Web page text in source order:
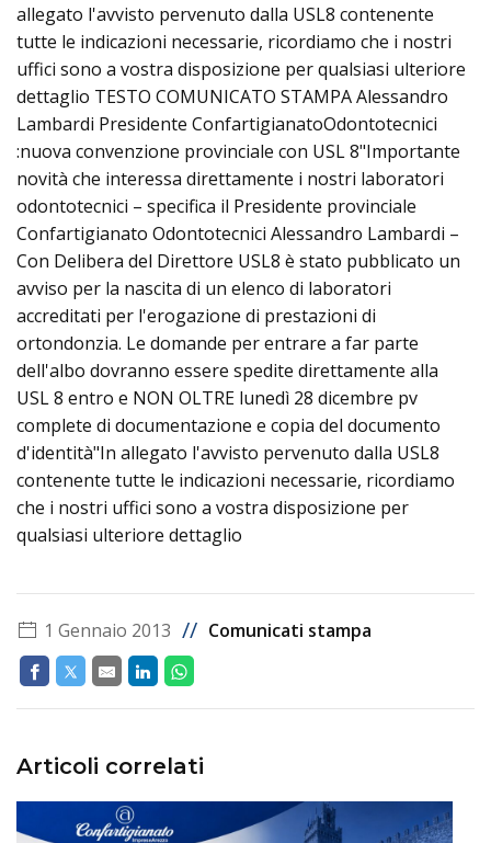
allegato l'avvisto pervenuto dalla USL8 contenente
tutte le indicazioni necessarie, ricordiamo che i nostri
uffici sono a vostra disposizione per qualsiasi ulteriore
dettaglio TESTO COMUNICATO STAMPA Alessandro
Lambardi Presidente ConfartigianatoOdontotecnici
:nuova convenzione provinciale con USL 8"Importante
novità che interessa direttamente i nostri laboratori
odontotecnici – specifica il Presidente provinciale
Confartigianato Odontotecnici Alessandro Lambardi –
Con Delibera del Direttore USL8 è stato pubblicato un
avviso per la nascita di un elenco di laboratori
accreditati per l'erogazione di prestazioni di
ortondonzia. Le domande per entrare a far parte
dell'albo dovranno essere spedite direttamente alla
USL 8 entro e NON OLTRE lunedì 28 dicembre pv
complete di documentazione e copia del documento
d'identità"In allegato l'avvisto pervenuto dalla USL8
contenente tutte le indicazioni necessarie, ricordiamo
che i nostri uffici sono a vostra disposizione per
qualsiasi ulteriore dettaglio
1 Gennaio 2013 // Comunicati stampa
Articoli correlati